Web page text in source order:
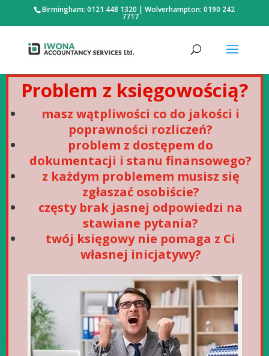
Birmingham: 0121 448 1320 |Wolverhampton: 0190 242
7717
Problem z księgowością?
masz wątpliwości co do jakości i
poprawności rozliczeń?
problem z dostępem do
dokumentacji i stanu finansowego?
z każdym problemem musisz się
zgłaszać osobiście?
częsty brak jasnej odpowiedzi na
stawiane pytania?
twój księgowy nie pomaga z Ci
własnej inicjatywy?